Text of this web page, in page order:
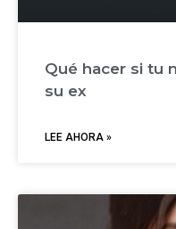
Qué hacer si tu
su ex
LEE AHORA »